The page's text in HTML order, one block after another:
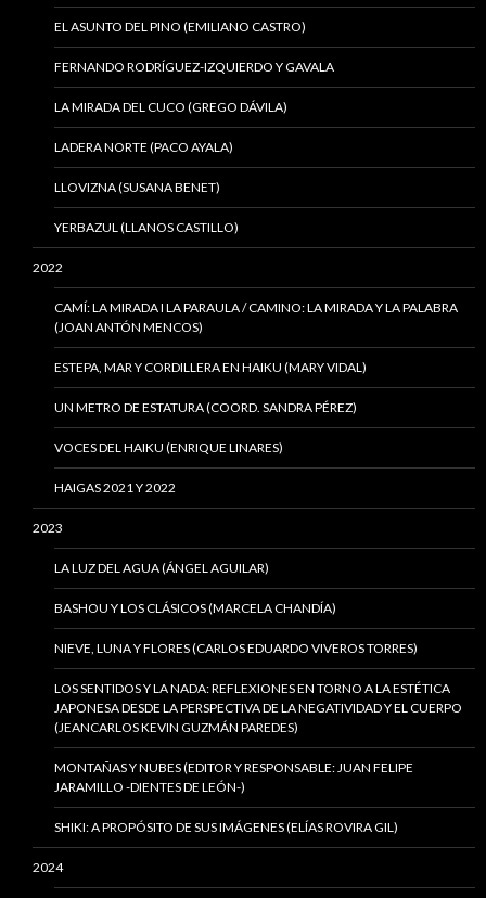
EL ASUNTO DEL PINO (EMILIANO CASTRO)
FERNANDO RODRÍGUEZ-IZQUIERDO Y GAVALA
LA MIRADA DEL CUCO (GREGO DÁVILA)
LADERA NORTE (PACO AYALA)
LLOVIZNA (SUSANA BENET)
YERBAZUL (LLANOS CASTILLO)
2022
CAMÍ: LA MIRADA I LA PARAULA / CAMINO: LA MIRADA Y LA PALABRA
(JOAN ANTÓN MENCOS)
ESTEPA, MAR Y CORDILLERA EN HAIKU (MARY VIDAL)
UN METRO DE ESTATURA (COORD. SANDRA PÉREZ)
VOCES DEL HAIKU (ENRIQUE LINARES)
HAIGAS 2021 Y 2022
2023
LA LUZ DEL AGUA (ÁNGEL AGUILAR)
BASHOU Y LOS CLÁSICOS (MARCELA CHANDÍA)
NIEVE, LUNA Y FLORES (CARLOS EDUARDO VIVEROS TORRES)
LOS SENTIDOS Y LA NADA: REFLEXIONES EN TORNO A LA ESTÉTICA
JAPONESA DESDE LA PERSPECTIVA DE LA NEGATIVIDAD Y EL CUERPO
(JEANCARLOS KEVIN GUZMÁN PAREDES)
MONTAÑAS Y NUBES (EDITOR Y RESPONSABLE: JUAN FELIPE
JARAMILLO -DIENTES DE LEÓN-)
SHIKI: A PROPÓSITO DE SUS IMÁGENES (ELÍAS ROVIRA GIL)
2024